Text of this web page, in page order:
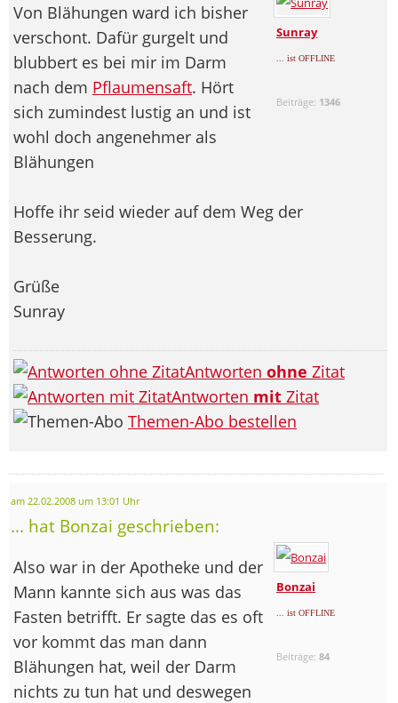
Sunray
... ist OFFLINE
Beiträge: 1346
Von Blähungen ward ich bisher
verschont. Dafür gurgelt und
blubbert es bei mir im Darm
nach dem Pflaumensaft. Hört
sich zumindest lustig an und ist
wohl doch angenehmer als
Blähungen
Hoffe ihr seid wieder auf dem Weg der
Besserung.
Grüße
Sunray
Antworten ohne Zitat
Antworten mit Zitat
Themen-Abo bestellen
am 22.02.2008 um 13:01 Uhr
... hat Bonzai geschrieben:
Bonzai
... ist OFFLINE
Beiträge:84
Also war in der Apotheke und der
Mann kannte sich aus was das
Fasten betrifft. Er sagte das es oft
vor kommt das man dann
Blähungen hat, weil der Darm
nichts zu tun hat und deswegen